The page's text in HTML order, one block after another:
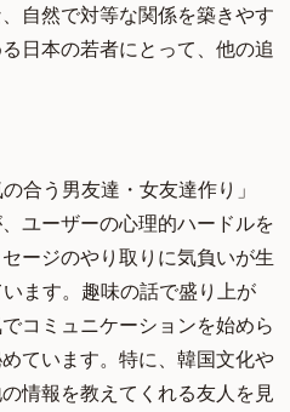
自然で対等な関係を築きやす
日本の若者にとって、他の追
合う男友達・女友達作り」
ユーザーの心理的ハードルを
ージのやり取りに気負いが生
ます。趣味の話で盛り上が
コミュニケーションを始めら
ています。特に、韓国文化や
情報を教えてくれる友人を見